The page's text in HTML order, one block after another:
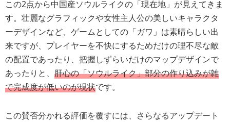
この2点から中国産ソウルライクの「現在地」が見えてきま
す。壮麗なグラフィックや女性主人公の美しいキャラクタ
ーデザインなど、ゲームとしての「ガワ」は素晴らしい出
来ですが、プレイヤーを不快にするためだけの理不尽な敵
の配置であったり、把握しずらいだけのマップデザインで
あったりと、 肝心の「ソウルライク」部分の作り込みが雑
で完成度が低いのが現状です。
この賛否分かれる評価を覆すには、さらなるアップデート